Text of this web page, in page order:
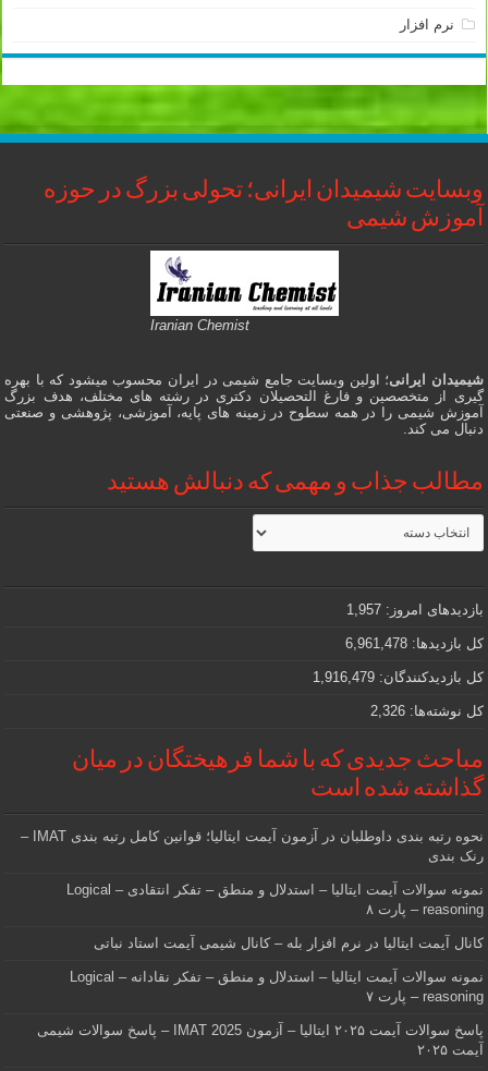
نرم افزار
وبسایت شیمیدان ایرانی؛ تحولی بزرگ در حوزه
آموزش شیمی
Iranian Chemist
شیمیدان ایرانی؛ اولین وبسایت جامع شیمی در ایران محسوب میشود که با بهره
گیری از متخصصین و فارغ التحصیلان دکتری در رشته های مختلف، هدف بزرگ
آموزش شیمی را در همه سطوح در زمینه های پایه، آموزشی، پژوهشی و صنعتی
دنبال می کند.
مطالب جذاب و مهمی که دنبالش هستید
مطالب
جذاب
و
که
دنبالش
هستید
بازدیدهای امروز: 1,957
کل بازدیدها: 6,961,478
کل بازدیدکنند‌گان: 1,916,479
کل نوشته‌ها: 2,326
مباحث جدیدی که با شما فرهیختگان در میان
گذاشته شده است
نحوه رتبه بندی داوطلبان در آزمون آیمت ایتالیا؛ قوانین کامل رتبه بندی IMAT –
رنک بندی
نمونه سوالات آیمت ایتالیا – استدلال و منطق – تفکر انتقادی – Logical
reasoning – پارت ۸
کانال آیمت ایتالیا در نرم افزار بله – کانال شیمی آیمت استاد نباتی
نمونه سوالات آیمت ایتالیا – استدلال و منطق – تفکر نقادانه – Logical
reasoning – پارت ۷
پاسخ سوالات آیمت ۲۰۲۵ ایتالیا – آزمون IMAT 2025 – پاسخ سوالات شیمی
آیمت ۲۰۲۵